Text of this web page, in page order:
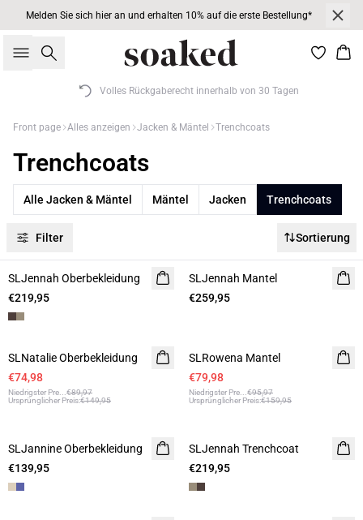
Melden Sie sich hier an und erhalten 10% auf die erste Bestellung*
Suche
Volles Rückgaberecht innerhalb von 30 Tagen
Front page Alles anzeigen Jacken & Mäntel Trenchcoats
Trenchcoats
Alle Jacken & Mäntel Mäntel Jacken Trenchcoats
Filter Sortierung
SLJennah Oberbekleidung
€219,95
SLJennah Mantel
€259,95
-50%
SLNatalie Oberbekleidung
€74,98
Niedrigster Pre
€89,97
Ursprünglicher Preis:€149,95
SLRowena Mantel
€79,98
Niedrigster Pre
€95,97
Ursprünglicher Preis:€159,95
SLJannine Oberbekleidung
€139,95
SLJennah Trenchcoat
€219,95
-50%